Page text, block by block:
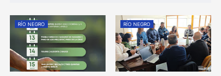
RÍO NEGRO RÍO NEGRO